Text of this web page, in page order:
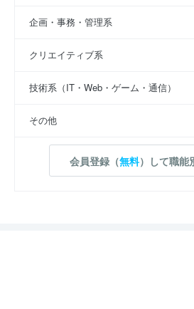
企画・事務・管理系
クリエイティブ系
技術系（IT・Web・ゲーム・通信）
その他
会員登録（無料）して職能